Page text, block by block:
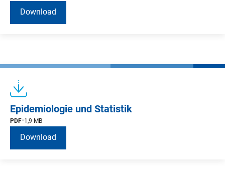
Download
Epidemiologie und Statistik
PDF 1,9 MB
Download